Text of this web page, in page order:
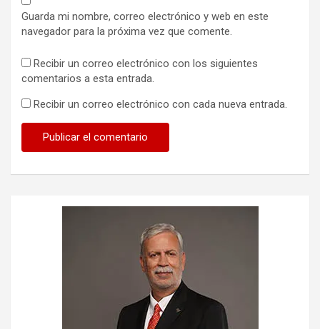
Guarda mi nombre, correo electrónico y web en este
navegador para la próxima vez que comente.
Recibir un correo electrónico con los siguientes
comentarios a esta entrada.
Recibir un correo electrónico con cada nueva entrada.